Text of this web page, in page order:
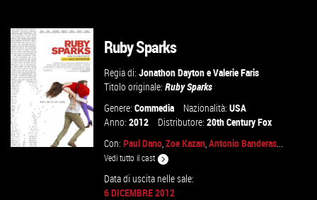
VAI ALLA SCHEDA
Ruby Sparks
Regia di:Jonathon DaytoneValerie Faris
Titolo originale:Ruby Sparks
Genere:Commedia Nazionalità:USA
Anno:2012 Distributore:20th Century Fox
Con:Paul Dano,Zoe Kazan,Antonio Banderas...
Vedi tutto il cast
Data di uscita nelle sale:
6 DICEMBRE 2012